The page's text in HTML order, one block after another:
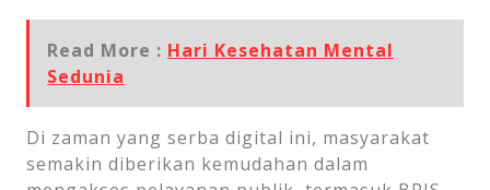
Read More : Hari Kesehatan Mental
Sedunia
Di zaman yang serba digital ini, masyarakat
semakin diberikan kemudahan dalam